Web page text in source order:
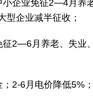
企业免征2—4月养
型企业减半征收；
征2—6月养老、失业
2-6月电价降低5%；